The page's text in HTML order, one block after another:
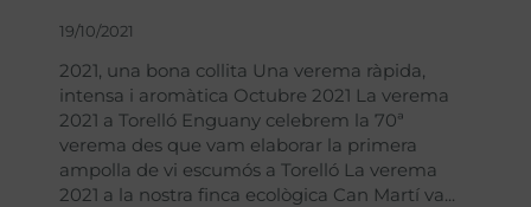
19/10/2021
2021, una bona collita Una verema ràpida,
intensa i aromàtica Octubre 2021 La verema
2021 a Torelló Enguany celebrem la 70ª
verema des que vam elaborar la primera
ampolla de vi escumós a Torelló La verema
2021 a la nostra finca ecològica Can Martí va